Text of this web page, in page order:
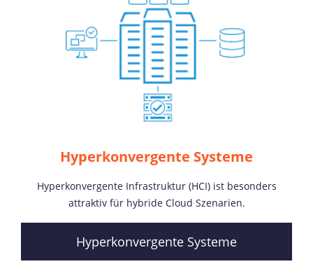
Hyperkonvergente Systeme
Hyperkonvergente Infrastruktur (HCI) ist besonders
attraktiv für hybride Cloud Szenarien.
Hyperkonvergente Systeme